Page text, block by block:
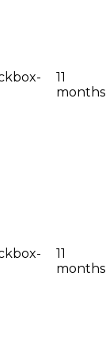
11
months
11
months